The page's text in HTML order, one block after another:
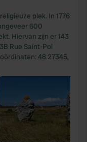
plek. In 1776
600
Hiervan zijn er 143
Rue Saint-Pol
48.27345,